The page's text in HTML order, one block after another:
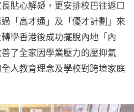
貼心解疑，更安排校巴往返口
「高才通」及「優才計劃」來
學香港後成功擺脫內地「內
了全家因學業壓力的壓抑氣
人教育理念及學校對跨境家庭